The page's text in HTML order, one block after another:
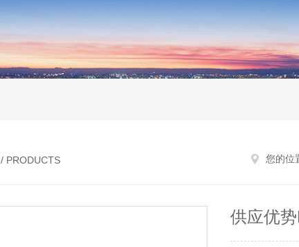
/ PRODUCTS 您的位
供应优